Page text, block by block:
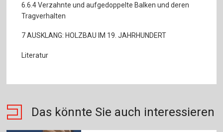
6.6.4 Verzahnte und aufgedoppelte Balken und deren
Tragverhalten
7 AUSKLANG: HOLZBAU IM 19. JAHRHUNDERT
Literatur
Das könnte Sie auch interessieren